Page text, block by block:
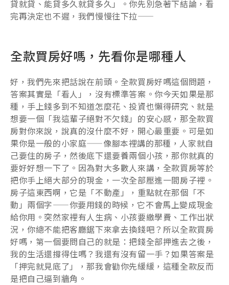
貸就貸、能貸多久就貸多久」。你先別急著下結論，看
完再決定也不遲，我們慢慢往下拉——
全款買房好嗎，先看你是哪種人
好，我們先來把話說在前頭。全款買房好嗎這個問題，
答案其實是「看人」，沒有標準答案。你今天如果是那
種，手上錢多到不知道怎麼花、投資也懶得研究、就是
想要一個「我這輩子絕對不欠錢」的安心感，那全款買
房對你來說，說真的沒什麼不好，開心最重要。可是如
果你是一般的小家庭——像腳本裡講的那種，人家就自
己要住的房子，然後底下還要養兩個小孩，那你就真的
要好好想一下了。因為對大多數人來講，全款買房等於
把你手上絕大部分的現金，一次全部壓進一間房子裡。
房子這東西啊，它是「不動產」，重點就在那個「不
動」兩個字——你要用錢的時候，它不會馬上變成現金
給你用。突然家裡有人生病、小孩要繳學費、工作出狀
況，你總不能把客廳鋸下來拿去換錢吧？所以全款買房
好嗎，第一個要問自己的就是：把錢全部押進去之後，
我的生活還撐得住嗎？我還有沒有留一手？如果答案是
「押完就見底了」，那我會勸你先緩緩，這種全款反而
是把自己逼到牆角。